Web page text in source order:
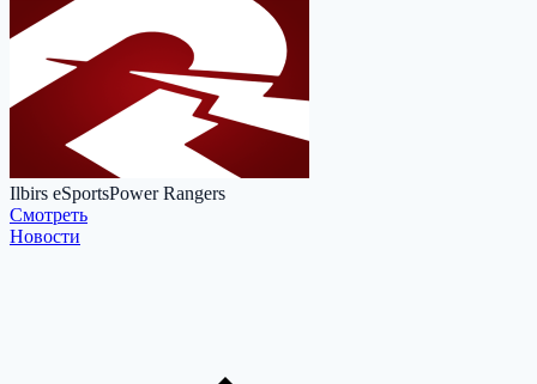
Ilbirs eSportsPower Rangers
Cмотреть
Новости